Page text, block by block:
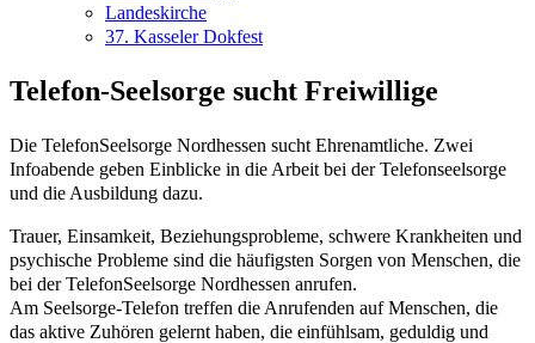
Landeskirche
37. Kasseler Dokfest
Telefon-Seelsorge sucht Freiwillige
Die TelefonSeelsorge Nordhessen sucht Ehrenamtliche. Zwei
Infoabende geben Einblicke in die Arbeit bei der Telefonseelsorge
und die Ausbildung dazu.
Trauer, Einsamkeit, Beziehungsprobleme, schwere Krankheiten und
psychische Probleme sind die häufigsten Sorgen von Menschen, die
bei der TelefonSeelsorge Nordhessen anrufen.
Am Seelsorge-Telefon treffen die Anrufenden auf Menschen, die
das aktive Zuhören gelernt haben, die einfühlsam, geduldig und